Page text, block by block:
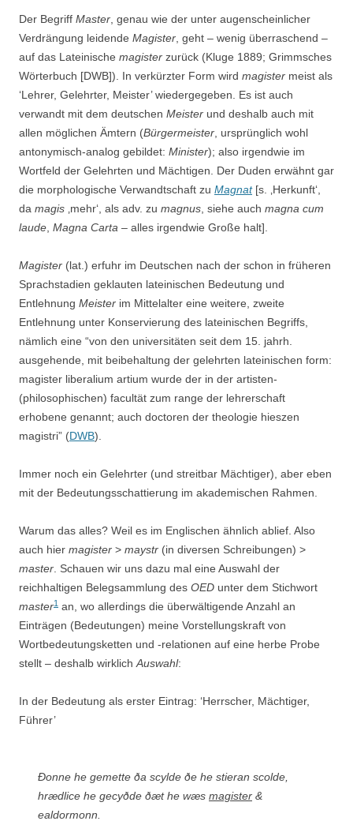
Der Begriff Master , genau wie der unter augenscheinlicher
Verdrängung leidende Magister , geht – wenig überraschend –
auf das Lateinische magister zurück (Kluge 1889; Grimmsches
Wörterbuch [DWB]). In verkürzter Form wird magister meist als
‘Lehrer, Gelehrter, Meister’ wiedergegeben. Es ist auch
verwandt mit dem deutschen Meister und deshalb auch mit
allen möglichen Ämtern (Bürgermeister , ursprünglich wohl
antonymisch-analog gebildet: Minister); also irgendwie im
Wortfeld der Gelehrten und Mächtigen. Der Duden erwähnt gar
die morphologische Verwandtschaft zu Magnat[s. ‚Herkunft‘,
da magis ‚mehr‘, als adv. zu magnus , siehe auch magna cum
laude Magna Carta – alles irgendwie Große halt].
Magister (lat.) erfuhr im Deutschen nach der schon in früheren
Sprachstadien geklauten lateinischen Bedeutung und
Entlehnung Meister im Mittelalter eine weitere, zweite
Entlehnung unter Konservierung des lateinischen Begriffs,
nämlich eine “von den universitäten seit dem 15. jahrh.
ausgehende, mit beibehaltung der gelehrten lateinischen form:
magister liberalium artium wurde der in der artisten-
(philosophischen) facultät zum range der lehrerschaft
erhobene genannt; auch doctoren der theologie hieszen
magistri” (DWB).
Immer noch ein Gelehrter (und streitbar Mächtiger), aber eben
mit der Bedeutungsschattierung im akademischen Rahmen.
Warum das alles? Weil es im Englischen ähnlich ablief. Also
auch hier magister > maystr (in diversen Schreibungen) >
master . Schauen wir uns dazu mal eine Auswahl der
reichhaltigen Belegsammlung des OED unter dem Stichwort
master1 an, wo allerdings die überwältigende Anzahl an
Einträgen (Bedeutungen) meine Vorstellungskraft von
Wortbedeutungsketten und -relationen auf eine herbe Probe
stellt – deshalb wirklich Auswahl:
In der Bedeutung als erster Eintrag: ‘Herrscher, Mächtiger,
Führer’
Ðonne he gemette ða scylde ðe he stieran scolde,
hrædlice he gecyðde ðæt he wæs magister &
ealdormonn.